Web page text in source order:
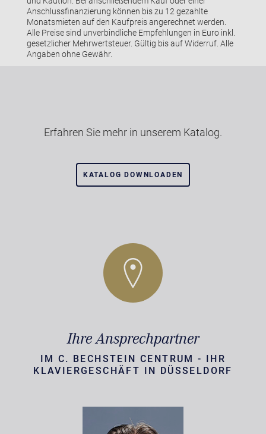
Anschlussfinanzierung können bis zu 12 gezahlte
Monatsmieten auf den Kaufpreis angerechnet werden.
Alle Preise sind unverbindliche Empfehlungen in Euro inkl.
gesetzlicher Mehrwertsteuer. Gültig bis auf Widerruf. Alle
Angaben ohne Gewähr.
Erfahren Sie mehr in unserem Katalog.
KATALOG DOWNLOADEN
Ihre Ansprechpartner
IM C. BECHSTEIN CENTRUM - IHR
KLAVIERGESCHÄFT IN DÜSSELDORF